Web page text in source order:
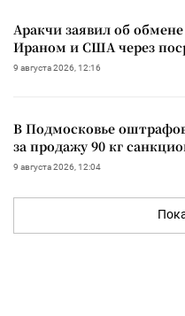
Аракчи заявил об
Ираном и США через
9 августа 2026, 12:16
В Подмосковье
за продажу 90 кг
9 августа 2026, 12:04